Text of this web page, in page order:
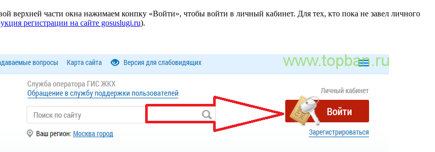
верхней части окна нажимаем конпку «Войти», чтобы войти в личный кабинет. Для тех, кто пока не завел личного
регистрации на сайте gosuslugi.ru).